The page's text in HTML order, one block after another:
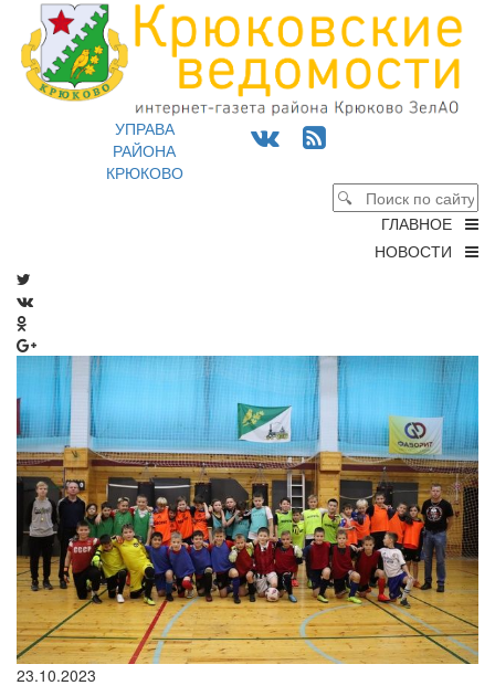
УПРАВА
РАЙОНА
КРЮКОВО
ГЛАВНОЕ
НОВОСТИ
23.10.2023